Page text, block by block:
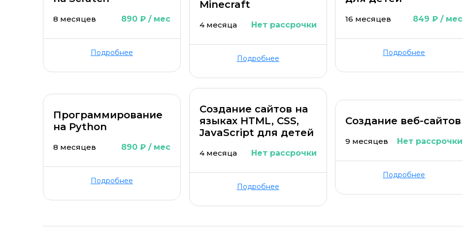
8 месяцев 890 ₽ / мес
Подробнее
Minecraft
4 месяца Нет рассрочки
Подробнее
16 месяцев 849 ₽ / мес
Подробнее
Программирование
на Python
8 месяцев 890 ₽ / мес
Подробнее
Создание сайтов на
языках HTML, CSS,
JavaScript для детей
4 месяца Нет рассрочки
Подробнее
Создание веб-сайтов
9 месяцев Нет рассрочки
Подробнее